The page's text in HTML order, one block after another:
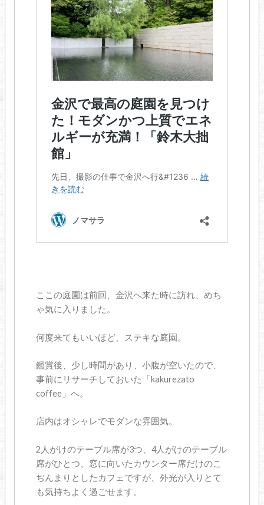
ここの庭園は前回、金沢へ来た時に訪れ、めち
ゃ気に入りました。
何度来てもいいほど、ステキな庭園。
鑑賞後、少し時間があり、小腹が空いたので、
事前にリサーチしておいた「kakurezato
coffee」へ。
店内はオシャレでモダンな雰囲気。
2人がけのテーブル席が3つ、4人がけのテーブル
席がひとつ、窓に向いたカウンター席だけのこ
ぢんまりとしたカフェですが、外光が入りとて
も気持ちよく過ごせます。